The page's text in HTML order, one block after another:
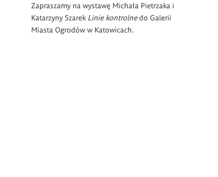
Zapraszamy na wystawę Michała Pietrzaka i
Katarzyny Szarek Linie kontrolnedo Galerii
Miasta Ogrodów w Katowicach.